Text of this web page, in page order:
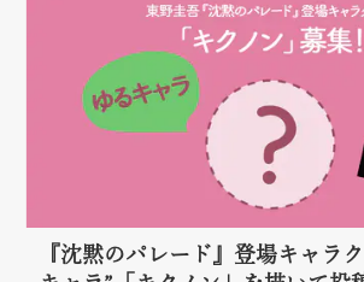
『沈黙のパレード』登場キャラ